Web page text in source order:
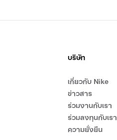
บริษัท
เกี่ยวกับ Nike
ข่าวสาร
ร่วมงานกับเรา
ร่วมลงทุนกับเรา
ความยั่งยืน